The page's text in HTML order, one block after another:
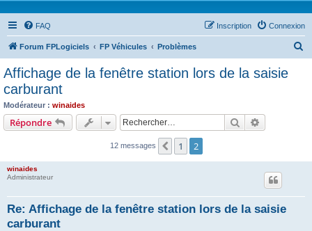
FAQ Connexion
Inscription
Forum FPLogiciels FP Véhicules Problèmes
h
r
Affichage de la fenêtre station lors de la saisie
carburant
Modérateur : winaides
Répondre Rechercher
12 messages Précédent
1 2
winaides
Administrateur
Re: Affichage de la fenêtre station lors de la saisie
carburant